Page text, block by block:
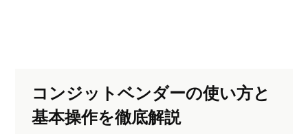
コンジットベンダーの使い方と
基本操作を徹底解説